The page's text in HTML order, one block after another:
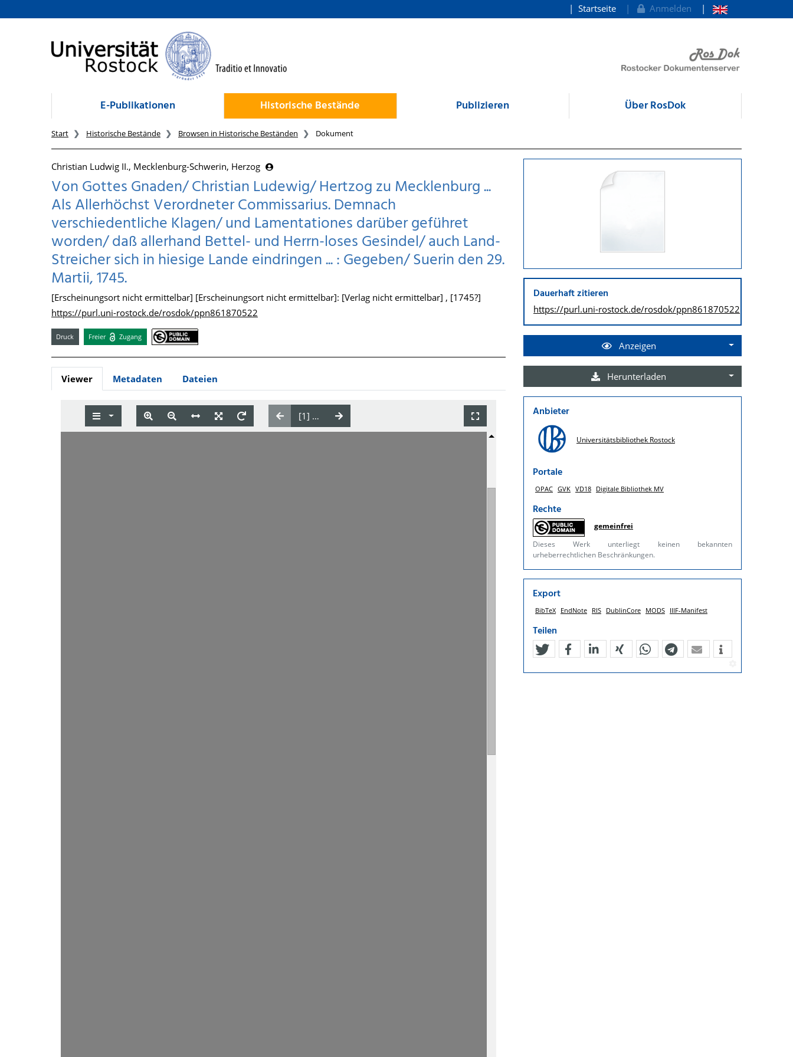
zum Inhalt
Startseite Anmelden
E-Publikationen Historische Bestände Publizieren Über RosDok
Start Historische Bestände Browsen in Historische Beständen Dokument
Christian Ludwig II., Mecklenburg-Schwerin, Herzog
Von Gottes Gnaden/ Christian Ludewig/ Hertzog zu Mecklenburg ...
Als Allerhöchst Verordneter Commissarius. Demnach
verschiedentliche Klagen/ und Lamentationes darüber geführet
worden/ daß allerhand Bettel- und Herrn-loses Gesindel/ auch Land-
Streicher sich in hiesige Lande eindringen ... : Gegeben/ Suerin den 29.
Martii, 1745.
[Erscheinungsort nicht ermittelbar] [Erscheinungsort nicht ermittelbar]: [Verlag nicht ermittelbar] , [1745?]
https://purl.uni-rostock.de/rosdok/ppn861870522
Druck Freier Zugang
Viewer Metadaten Dateien
Dauerhaft zitieren
https://purl.uni-rostock.de/rosdok/ppn861870522
Anzeigen
Herunterladen
Anbieter
Universitätsbibliothek Rostock
Portale
OPAC GVK VD18 Digitale Bibliothek MV
Rechte
gemeinfrei
Dieses Werk unterliegt keinen bekannten
urheberrechtlichen Beschränkungen.
Export
BibTeX EndNote RIS DublinCore MODS IIIF-Manifest
Teilen